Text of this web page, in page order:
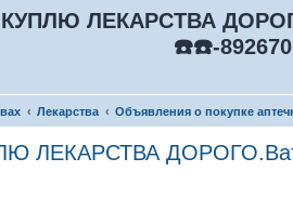
КУПЛЮ ЛЕКАРСТВА
☎️☎️-
Лекарства Объявления о покупке
ЛЕКАРСТВА